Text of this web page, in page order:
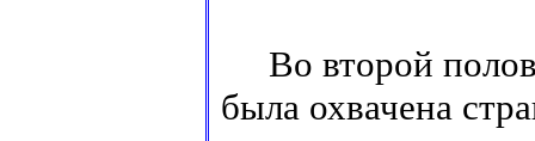
Во второй
была охвачена